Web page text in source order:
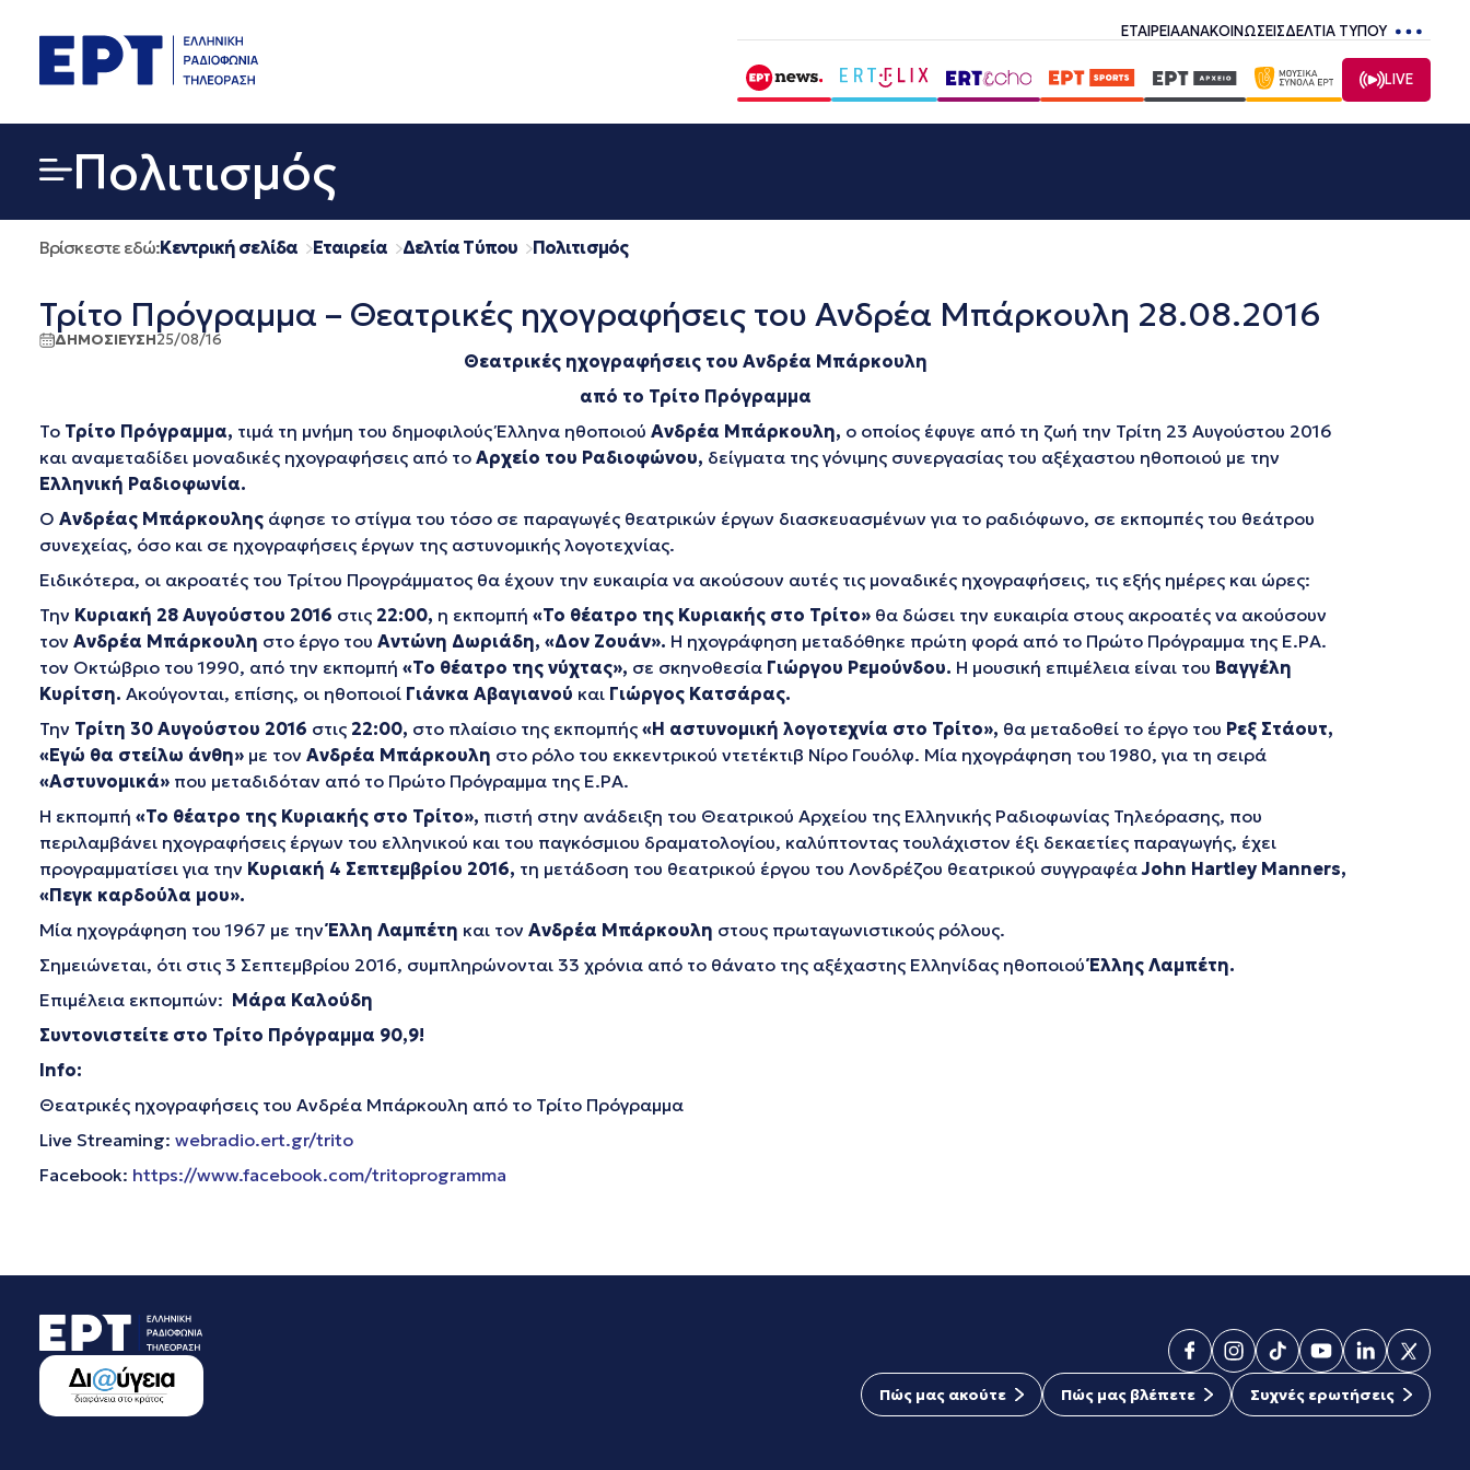
περιεχόμενο
ΕΤΑΙΡΕΙΑΑΝΑΚΟΙΝΩΣΕΙΣΔΕΛΤΙΑ ΤΥΠΟΥ
LIVE
Πολιτισμός
Βρίσκεστε εδώ:Κεντρική σελίδα Εταιρεία Δελτία Τύπου Πολιτισμός
Τρίτο Πρόγραμμα – Θεατρικές ηχογραφήσεις του Ανδρέα Μπάρκουλη 28.08.2016
ΔΗΜΟΣΙΕΥΣΗ25/08/16
Θεατρικές ηχογραφήσεις του Ανδρέα Μπάρκουλη
από το Τρίτο Πρόγραμμα
Το Τρίτο Πρόγραμμα, τιμά τη μνήμη του δημοφιλούς Έλληνα ηθοποιού Ανδρέα Μπάρκουλη, ο οποίος έφυγε από τη ζωή την Τρίτη 23 Αυγούστου 2016
και αναμεταδίδει μοναδικές ηχογραφήσεις από το Αρχείο του Ραδιοφώνου, δείγματα της γόνιμης συνεργασίας του αξέχαστου ηθοποιού με την
Ελληνική Ραδιοφωνία.
Ο Ανδρέας Μπάρκουλης άφησε το στίγμα του τόσο σε παραγωγές θεατρικών έργων διασκευασμένων για το ραδιόφωνο, σε εκπομπές του θεάτρου
συνεχείας, όσο και σε ηχογραφήσεις έργων της αστυνομικής λογοτεχνίας.
Ειδικότερα, οι ακροατές του Τρίτου Προγράμματος θα έχουν την ευκαιρία να ακούσουν αυτές τις μοναδικές ηχογραφήσεις, τις εξής ημέρες και ώρες:
Την Κυριακή 28 Αυγούστου 2016 στις 22:00, η εκπομπή «Το θέατρο της Κυριακής στο Τρίτο» θα δώσει την ευκαιρία στους ακροατές να ακούσουν
τον Ανδρέα Μπάρκουλη στο έργο του Αντώνη Δωριάδη, «Δον Ζουάν». Η ηχογράφηση μεταδόθηκε πρώτη φορά από το Πρώτο Πρόγραμμα της Ε.ΡΑ.
τον Οκτώβριο του 1990, από την εκπομπή «Το θέατρο της νύχτας», σε σκηνοθεσία Γιώργου Ρεμούνδου. Η μουσική επιμέλεια είναι του Βαγγέλη
Κυρίτση. Ακούγονται, επίσης, οι ηθοποιοί Γιάνκα Αβαγιανού και Γιώργος Κατσάρας.
Την Τρίτη 30 Αυγούστου 2016 στις 22:00, στο πλαίσιο της εκπομπής «Η αστυνομική λογοτεχνία στο Τρίτο», θα μεταδοθεί το έργο του Ρεξ Στάουτ,
«Εγώ θα στείλω άνθη» με τον Ανδρέα Μπάρκουλη στο ρόλο του εκκεντρικού ντετέκτιβ Νίρο Γουόλφ. Μία ηχογράφηση του 1980, για τη σειρά
«Αστυνομικά» που μεταδιδόταν από το Πρώτο Πρόγραμμα της Ε.ΡΑ.
Η εκπομπή «Το θέατρο της Κυριακής στο Τρίτο», πιστή στην ανάδειξη του Θεατρικού Αρχείου της Ελληνικής Ραδιοφωνίας Τηλεόρασης, που
περιλαμβάνει ηχογραφήσεις έργων του ελληνικού και του παγκόσμιου δραματολογίου, καλύπτοντας τουλάχιστον έξι δεκαετίες παραγωγής, έχει
προγραμματίσει για την Κυριακή 4 Σεπτεμβρίου 2016, τη μετάδοση του θεατρικού έργου του Λονδρέζου θεατρικού συγγραφέαJohn Hartley Manners,
«Πεγκ καρδούλα μου».
Μία ηχογράφηση του 1967 με τηνΈλλη Λαμπέτη και τον Ανδρέα Μπάρκουλη στους πρωταγωνιστικούς ρόλους.
Σημειώνεται, ότι στις 3 Σεπτεμβρίου 2016, συμπληρώνονται 33 χρόνια από το θάνατο της αξέχαστης Ελληνίδας ηθοποιούΈλλης Λαμπέτη.
Επιμέλεια εκπομπών: Μάρα Καλούδη
Συντονιστείτε στο Τρίτο Πρόγραμμα 90,9!
Info:
Θεατρικές ηχογραφήσεις του Ανδρέα Μπάρκουλη από το Τρίτο Πρόγραμμα
Live Streaming: webradio.ert.gr/trito
Facebook: https://www.facebook.com/tritoprogramma
Πώς μας ακούτε Πώς μας βλέπετε Συχνές ερωτήσεις